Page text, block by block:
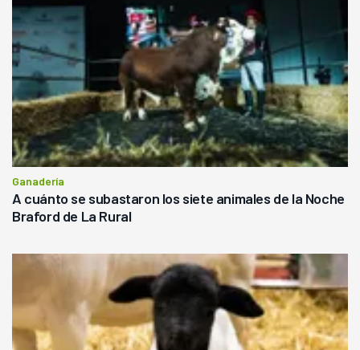
Ganadería
A cuánto se subastaron los siete animales de la Noche
Braford de La Rural